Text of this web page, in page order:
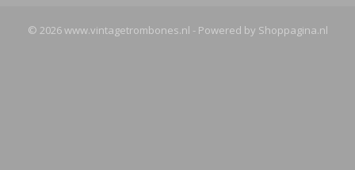
© 2026 www.vintagetrombones.nl - Powered by Shoppagina.nl